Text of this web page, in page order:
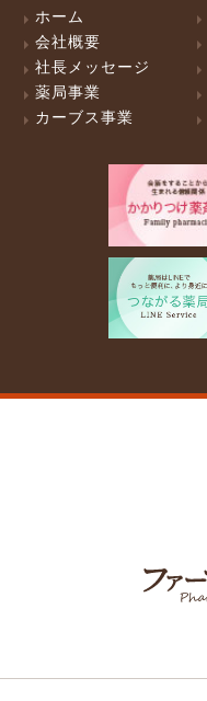
ホーム
会社概要
社長メッセージ
薬局事業
カーブス事業